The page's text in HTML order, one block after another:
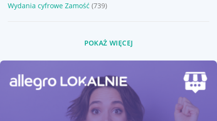
Wydania cyfrowe Zamość (739)
POKAŻ WIĘCEJ